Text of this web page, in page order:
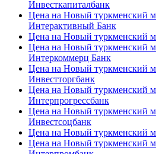
Инвесткапиталбанк
Цена на Новый туркменский
Интерактивный Банк
Цена на Новый туркменский
Цена на Новый туркменский
Интеркоммерц Банк
Цена на Новый туркменский
Инвестторгбанк
Цена на Новый туркменский
Интерпрогрессбанк
Цена на Новый туркменский
Инвестсоцбанк
Цена на Новый туркменский
Цена на Новый туркменский